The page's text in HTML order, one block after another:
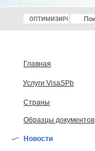
Главная
Услуги VisaSPb
Страны
Образцы документов
Новости